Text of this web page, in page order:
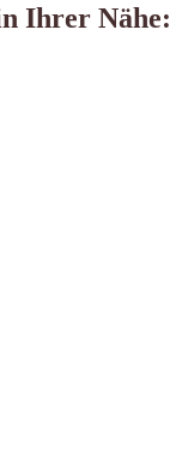
Ihrer Nähe: